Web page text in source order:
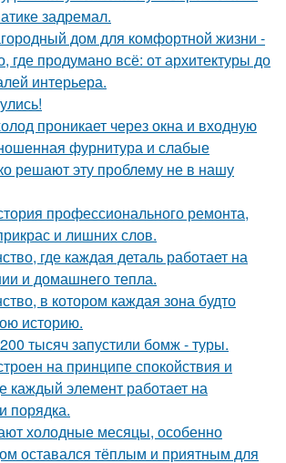
задремал.
дом для комфортной жизни -
где продумано всё: от архитектуры до
интерьера.
проникает через окна и входную
фурнитура и слабые
решают эту проблему не в нашу
профессионального ремонта,
и лишних слов.
где каждая деталь работает на
и домашнего тепла.
в котором каждая зона будто
историю.
тысяч запустили бомж - туры.
на принципе спокойствия и
каждый элемент работает на
порядка.
холодные месяцы, особенно
оставался тёплым и приятным для